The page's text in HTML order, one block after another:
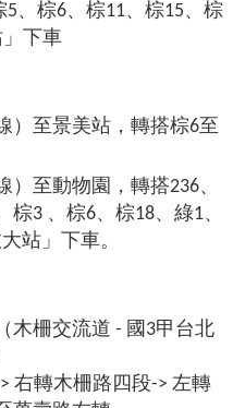
、棕6、棕11、棕15、棕
下車
）至景美站，轉搭棕6至
至動物園，轉搭236、
棕3 、棕6、棕18、綠1、
站」下車。
（木柵交流道 - 國3甲台北
右轉木柵路四段-> 左轉